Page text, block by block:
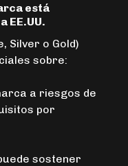
está
EE.UU.
Silver o Gold)
sobre:
a riesgos de
por
sostener